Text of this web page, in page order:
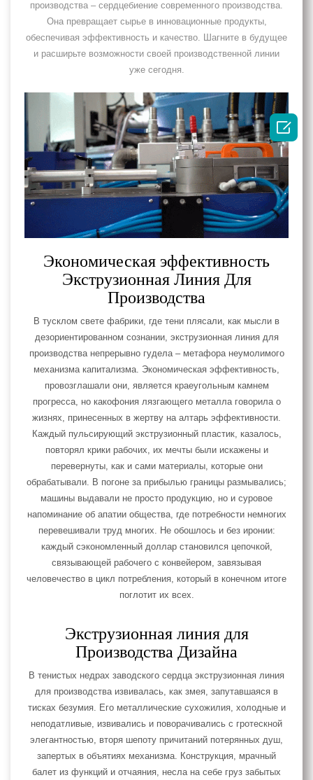
производства – сердцебиение современного производства.
Она превращает сырье в инновационные продукты,
обеспечивая эффективность и качество. Шагните в будущее
и расширьте возможности своей производственной линии
уже сегодня.
Экономическая эффективность
Экструзионная Линия Для
Производства
В тусклом свете фабрики, где тени плясали, как мысли в
дезориентированном сознании, экструзионная линия для
производства непрерывно гудела – метафора неумолимого
механизма капитализма. Экономическая эффективность,
провозглашали они, является краеугольным камнем
прогресса, но какофония лязгающего металла говорила о
жизнях, принесенных в жертву на алтарь эффективности.
Каждый пульсирующий экструзионный пластик, казалось,
повторял крики рабочих, их мечты были искажены и
перевернуты, как и сами материалы, которые они
обрабатывали. В погоне за прибылью границы размывались;
машины выдавали не просто продукцию, но и суровое
напоминание об апатии общества, где потребности немногих
перевешивали труд многих. Не обошлось и без иронии:
каждый сэкономленный доллар становился цепочкой,
связывающей рабочего с конвейером, завязывая
человечество в цикл потребления, который в конечном итоге
поглотит их всех.
Экструзионная линия для
Производства Дизайна
В тенистых недрах заводского сердца экструзионная линия
для производства извивалась, как змея, запутавшаяся в
тисках безумия. Его металлические сухожилия, холодные и
неподатливые, извивались и поворачивались с гротескной
элегантностью, вторя шепоту причитаний потерянных душ,
запертых в объятиях механизма. Конструкция, мрачный
балет из функций и отчаяния, несла на себе груз забытых
